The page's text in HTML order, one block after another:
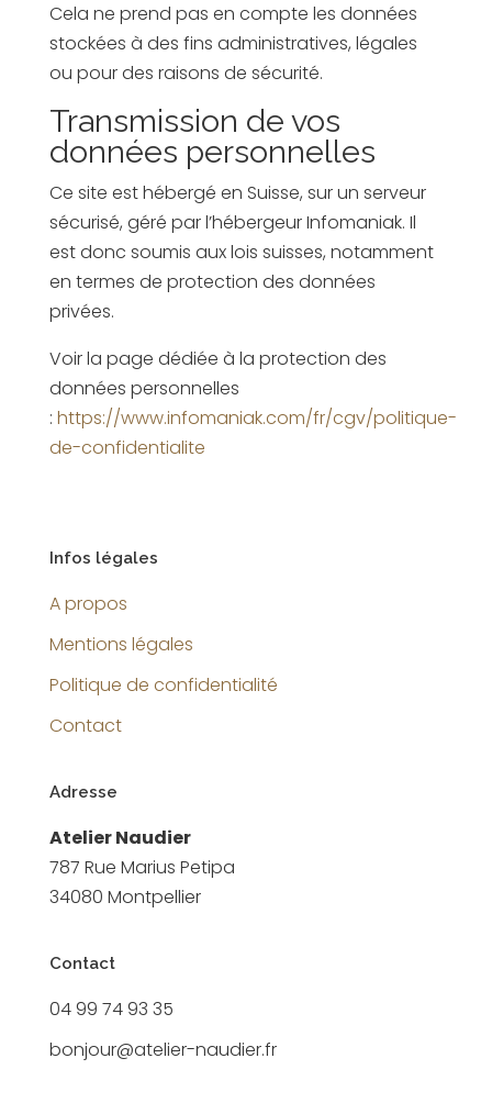
Cela ne prend pas en compte les données
stockées à des fins administratives, légales
ou pour des raisons de sécurité.
Transmission de vos
données personnelles
Ce site est hébergé en Suisse, sur un serveur
sécurisé, géré par l’hébergeur Infomaniak. Il
est donc soumis aux lois suisses, notamment
en termes de protection des données
privées.
Voir la page dédiée à la protection des
données personnelles
: https://www.infomaniak.com/fr/cgv/politique-
de-confidentialite
Infos légales
A propos
Mentions légales
Politique de confidentialité
Contact
Adresse
Atelier Naudier
787 Rue Marius Petipa
34080 Montpellier
Contact
04 99 74 93 35
bonjour@atelier-naudier.fr